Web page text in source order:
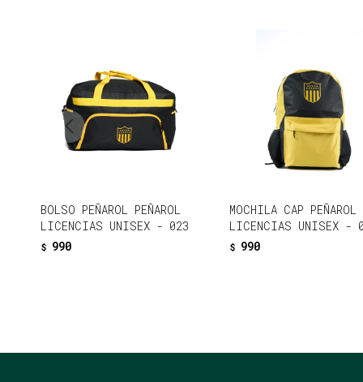
BOLSO PEÑAROL PEÑAROL
LICENCIAS UNISEX - 023
$ 990
MOCHILA CAP PEÑAROL
LICENCIAS UNISEX -
$ 990